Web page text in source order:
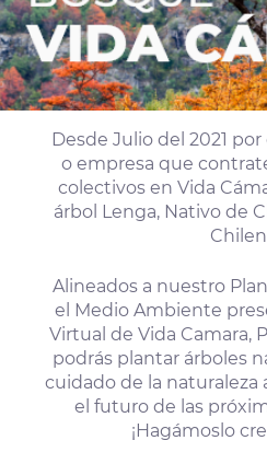
Desde Julio del 2021
o empresa que
colectivos en Vida
árbol Lenga, Nativo de
Alineados a nuestro
el Medio Ambiente
Virtual de Vida Camara,
podrás plantar árboles
cuidado de la naturaleza
el futuro de las
¡Hagámoslo